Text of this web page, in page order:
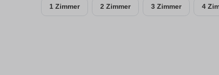
1 Zimmer 2 Zimmer 3 Zimmer 4